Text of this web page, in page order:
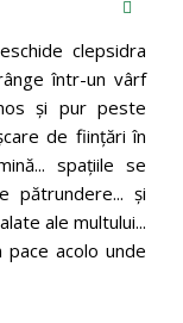
clepsidra
într-un vârf
și pur peste
de ființări în
spațiile se
pătrundere... și
ale multului...
pace acolo unde